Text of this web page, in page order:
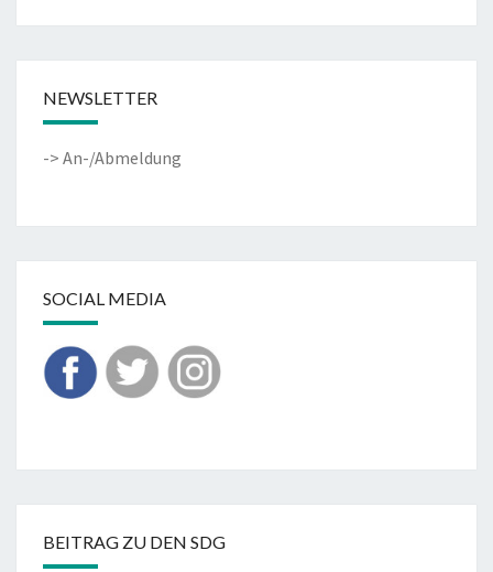
NEWSLETTER
-> An-/Abmeldung
SOCIAL MEDIA
BEITRAG ZU DEN SDG